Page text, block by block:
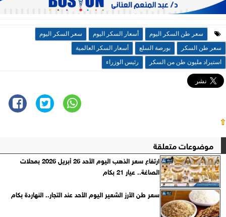
سعر طن السكر اليوم أسعار السكر اليوم
سعر السكر اليوم
سعر طن السكر
بورصة السلع
أسعار السكر العالمية
استيراد مليون طن من السكر
رئيس الوزراء
⇧
موضوعات متعلقة
ارتفاع سعر الذهب اليوم الأحد 26 أبريل 2026 بمحلات
الصاغة.. عيار 21 بكام
سعر طن الأرز الشعير اليوم الأحد عند التجار.. النهاردة بكام